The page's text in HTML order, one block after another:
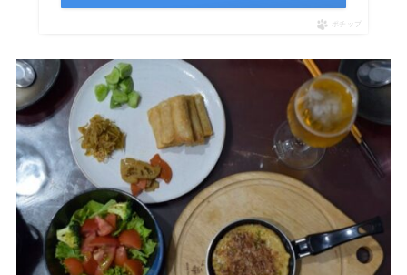
ポチップ